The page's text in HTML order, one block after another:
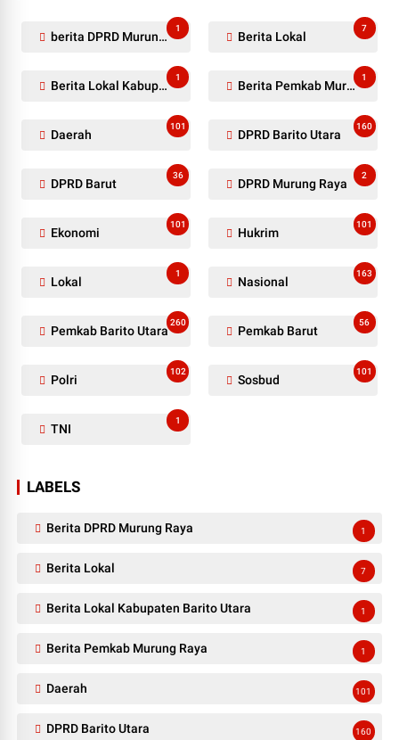
berita DPRD Murung Raya
1
Berita Lokal
7
Berita Lokal Kabupaten Barito Utara
1
Berita Pemkab Murung Raya
1
Daerah
101
DPRD Barito Utara
160
DPRD Barut
36
DPRD Murung Raya
2
Ekonomi
101
Hukrim
101
Lokal
1
Nasional
163
Pemkab Barito Utara
260
Pemkab Barut
56
Polri
102
Sosbud
101
TNI
1
LABELS
Berita DPRD Murung Raya 1
Berita Lokal 7
Berita Lokal Kabupaten Barito Utara 1
Berita Pemkab Murung Raya 1
Daerah 101
DPRD Barito Utara 160